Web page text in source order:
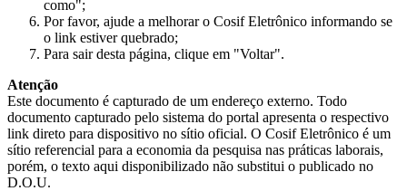
como";
Por favor, ajude a melhorar o Cosif Eletrônico informando se
o link estiver quebrado;
Para sair desta página, clique em "Voltar".
Atenção
Este documento é capturado de um endereço externo. Todo
documento capturado pelo sistema do portal apresenta o respectivo
link direto para dispositivo no sítio oficial. O Cosif Eletrônico é um
sítio referencial para a economia da pesquisa nas práticas laborais,
porém, o texto aqui disponibilizado não substitui o publicado no
D.O.U.